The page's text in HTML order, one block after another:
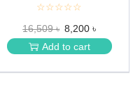
☆☆☆☆☆
★
★
★
★
16,509 ৳ 8,200 ৳
Add to cart